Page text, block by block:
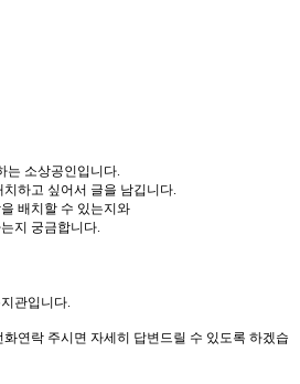
는 소상공인입니다.
하고 싶어서 글을 남깁니다.
배치할 수 있는지와
지 궁금합니다.
관입니다.
연락 주시면 자세히 답변드릴 수 있도록 하겠습